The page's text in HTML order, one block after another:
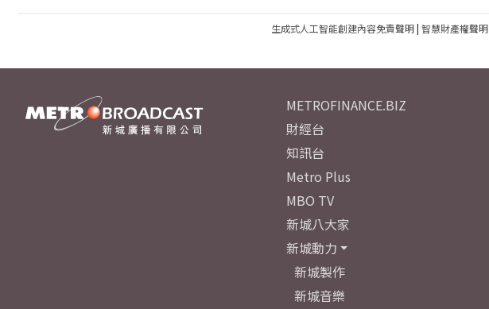
生成式人工智能創建內容免責聲明| 智慧財產權聲明
METROFINANCE.BIZ
財經台
知訊台
Metro Plus
MBO TV
新城八大家
新城動力
新城製作
新城音樂